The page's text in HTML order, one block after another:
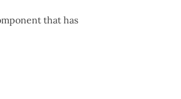
that has